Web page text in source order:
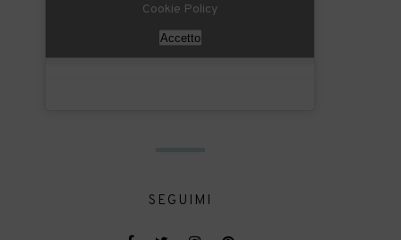
Cookie Policy
Accetto
SEGUIMI